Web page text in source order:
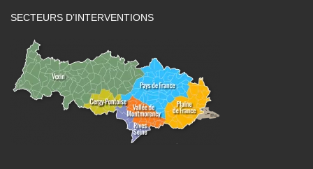
SECTEURS D’INTERVENTIONS